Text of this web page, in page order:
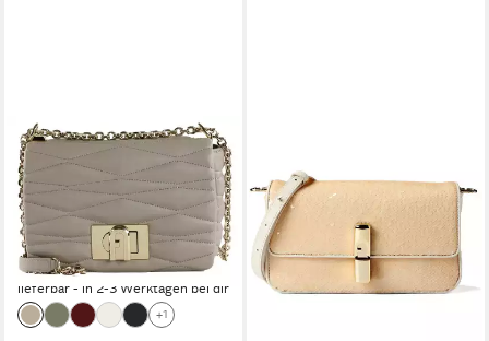
FURLA
Umhängetasche Mini
Crossbody Bag 22, aus
echtem Kalbsleder
315,89 € UVP425,00 €
-26%
lieferbar - in 2-3 Werktagen bei dir
+1
264,62 €
-17%
lieferbar - in 2-3 Werktagen bei dir